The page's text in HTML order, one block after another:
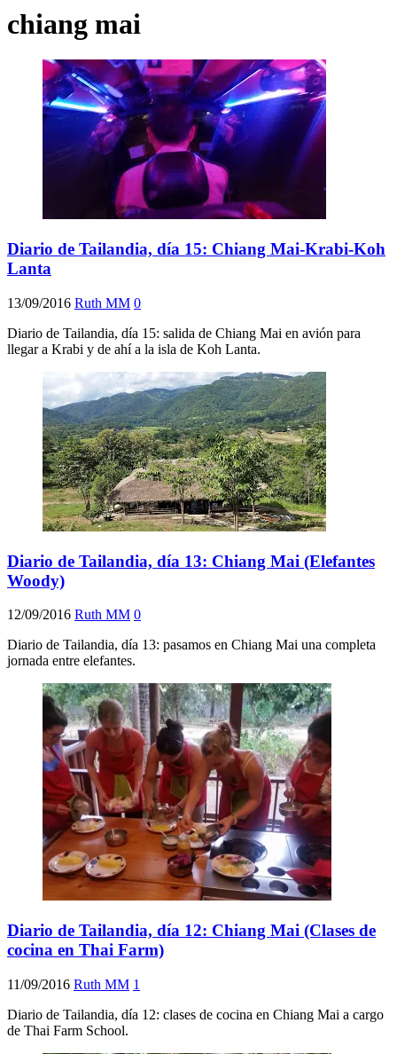
chiang mai
Diario de Tailandia, día 15: Chiang Mai-Krabi-Koh
Lanta
13/09/2016 Ruth MM 0
Diario de Tailandia, día 15: salida de Chiang Mai en avión para
llegar a Krabi y de ahí a la isla de Koh Lanta.
Diario de Tailandia, día 13: Chiang Mai (Elefantes
Woody)
12/09/2016 Ruth MM 0
Diario de Tailandia, día 13: pasamos en Chiang Mai una completa
jornada entre elefantes.
Diario de Tailandia, día 12: Chiang Mai (Clases de
cocina en Thai Farm)
11/09/2016 Ruth MM 1
Diario de Tailandia, día 12: clases de cocina en Chiang Mai a cargo
de Thai Farm School.